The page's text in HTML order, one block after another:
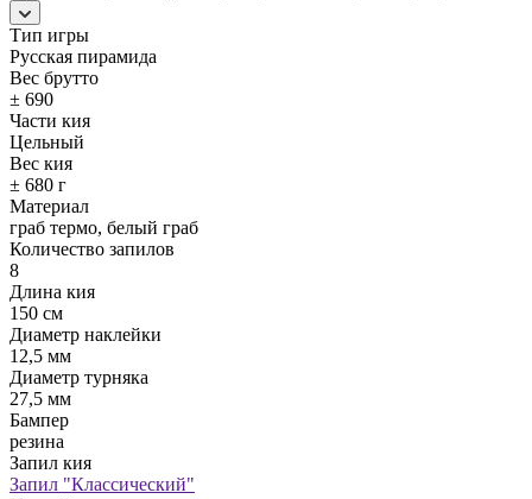
Тип игры
Русская пирамида
Вес брутто
± 690
Части кия
Цельный
Вес кия
± 680 г
Материал
граб термо, белый граб
Количество запилов
8
Длина кия
150 см
Диаметр наклейки
12,5 мм
Диаметр турняка
27,5 мм
Бампер
резина
Запил кия
Запил "Классический"